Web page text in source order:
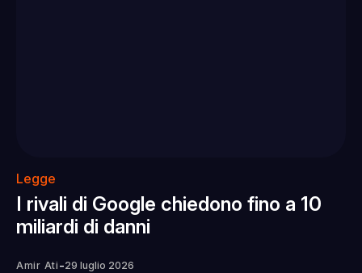
Legge
I rivali di Google chiedono fino a 10
miliardi di danni
Amir Ati -29 luglio 2026